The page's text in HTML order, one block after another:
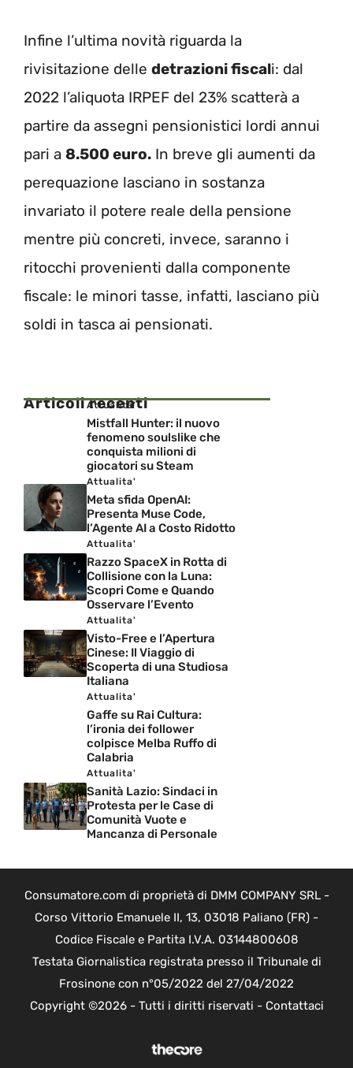
Infine l’ultima novità riguarda la
rivisitazione delle detrazioni fiscali: dal
2022 l’aliquota IRPEF del 23% scatterà a
partire da assegni pensionistici lordi annui
pari a 8.500 euro. In breve gli aumenti da
perequazione lasciano in sostanza
invariato il potere reale della pensione
mentre più concreti, invece, saranno i
ritocchi provenienti dalla componente
fiscale: le minori tasse, infatti, lasciano più
soldi in tasca ai pensionati.
Articoli recenti
Attualita'
Mistfall Hunter: il nuovo
fenomeno soulslike che
conquista milioni di
giocatori su Steam
Attualita'
Meta sfida OpenAI:
Presenta Muse Code,
l’Agente AI a Costo Ridotto
Attualita'
Razzo SpaceX in Rotta di
Collisione con la Luna:
Scopri Come e Quando
Osservare l’Evento
Attualita'
Visto-Free e l’Apertura
Cinese: Il Viaggio di
Scoperta di una Studiosa
Italiana
Attualita'
Gaffe su Rai Cultura:
l’ironia dei follower
colpisce Melba Ruffo di
Calabria
Attualita'
Sanità Lazio: Sindaci in
Protesta per le Case di
Comunità Vuote e
Mancanza di Personale
Consumatore.com di proprietà di DMM COMPANY SRL -
Corso Vittorio Emanuele II, 13, 03018 Paliano (FR) -
Codice Fiscale e Partita I.V.A. 03144800608
Testata Giornalistica registrata presso il Tribunale di
Frosinone con n°05/2022 del 27/04/2022
Copyright ©2026 - Tutti i diritti riservati - Contattaci